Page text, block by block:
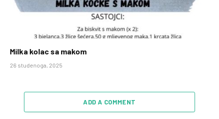
Milka kolac sa makom
26 studenoga, 2025
ADD A COMMENT